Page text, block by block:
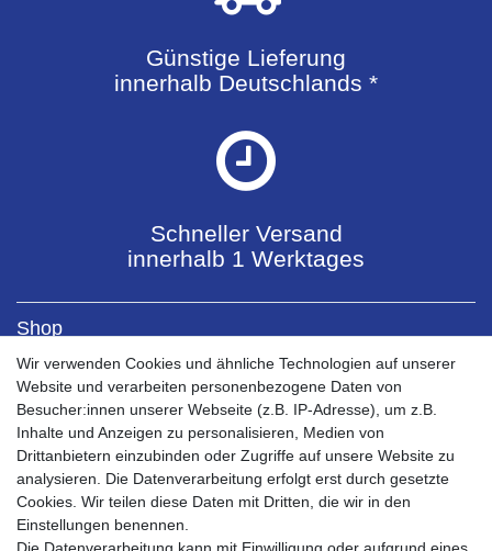
Günstige Lieferung
innerhalb Deutschlands *
Schneller Versand
innerhalb 1 Werktages
Shop
Kontaktformular
Versandkosten
Zahlungsarten
Bestellablauf 0% MwSt PV
Mein Konto
Mein Account
Registrieren
Warenkorb
Wir verwenden Cookies und ähnliche Technologien auf unserer
Website und verarbeiten personenbezogene Daten von
Besucher:innen unserer Webseite (z.B. IP-Adresse), um z.B.
Inhalte und Anzeigen zu personalisieren, Medien von
Drittanbietern einzubinden oder Zugriffe auf unsere Website zu
analysieren. Die Datenverarbeitung erfolgt erst durch gesetzte
Cookies. Wir teilen diese Daten mit Dritten, die wir in den
Einstellungen benennen.